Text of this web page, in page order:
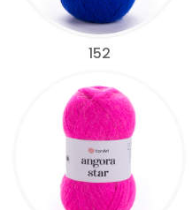
152